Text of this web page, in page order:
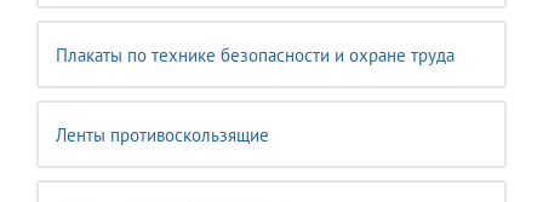
Плакаты по технике безопасности и охране труда
Ленты противоскользящие